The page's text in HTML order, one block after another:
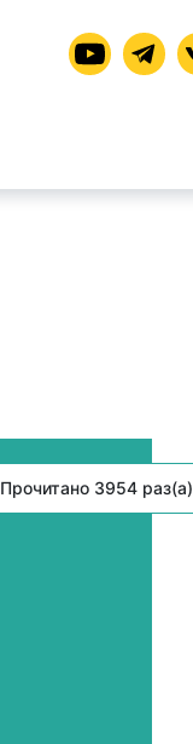
Прочитано 3954 раз(а)